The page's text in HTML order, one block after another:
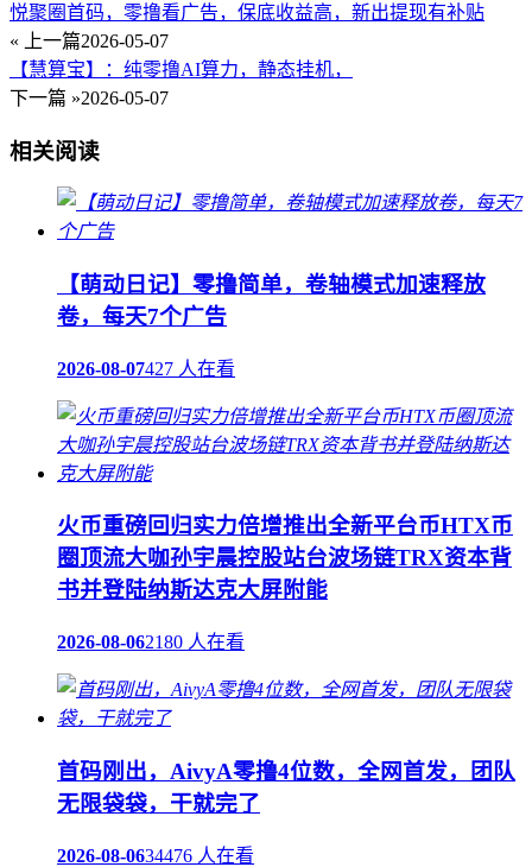
悦聚圈首码，零撸看广告，保底收益高，新出提现有补贴
« 上一篇2026-05-07
【慧算宝】：纯零撸AI算力，静态挂机，
下一篇 »2026-05-07
相关阅读
【萌动日记】零撸简单，卷轴模式加速释放
卷，每天7个广告
2026-08-07427 人在看
火币重磅回归实力倍增推出全新平台币HTX币
圈顶流大咖孙宇晨控股站台波场链TRX资本背
书并登陆纳斯达克大屏附能
2026-08-062180 人在看
首码刚出，AivyA零撸4位数，全网首发，团队
无限袋袋，干就完了
2026-08-0634476 人在看